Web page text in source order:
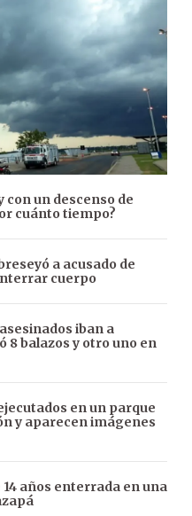
con un descenso de
cuánto tiempo?
a acusado de
cuerpo
iban a
8 balazos y otro uno en
en un parque
y aparecen imágenes
años enterrada en una